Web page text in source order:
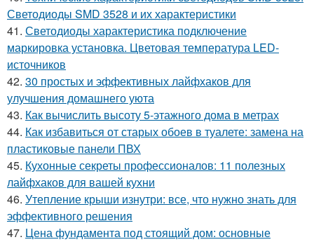
Светодиоды SMD 3528 и их характеристики
41. Светодиоды характеристика подключение
маркировка установка. Цветовая температура LED-
источников
42. 30 простых и эффективных лайфхаков для
улучшения домашнего уюта
43. Как вычислить высоту 5-этажного дома в метрах
44. Как избавиться от старых обоев в туалете: замена на
пластиковые панели ПВХ
45. Кухонные секреты профессионалов: 11 полезных
лайфхаков для вашей кухни
46. Утепление крыши изнутри: все, что нужно знать для
эффективного решения
47. Цена фундамента под стоящий дом: основные